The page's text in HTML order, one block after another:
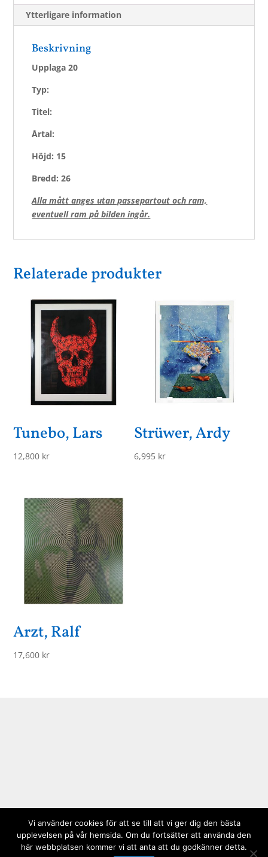
Ytterligare information
Beskrivning
Upplaga 20
Typ:
Titel:
Årtal:
Höjd: 15
Bredd: 26
Alla mått anges utan passepartout och ram,
eventuell ram på bilden ingår.
Relaterade produkter
Tunebo, Lars
12,800 kr
Strüwer, Ardy
6,995 kr
Arzt, Ralf
17,600 kr
Vi använder cookies för att se till att vi ger dig den bästa
upplevelsen på vår hemsida. Om du fortsätter att använda den
här webbplatsen kommer vi att anta att du godkänner detta.